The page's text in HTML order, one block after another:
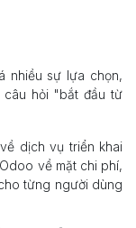
nhiều sự lựa chọn,
câu hỏi "bắt đầu từ
dịch vụ triển khai
về mặt chi phí,
từng người dùng